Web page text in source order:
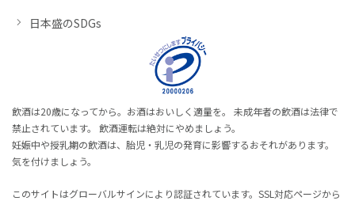
日本盛のSDGs
飲酒は20歳になってから。お酒はおいしく適量を。 未成年者の飲酒は法律で
禁止されています。 飲酒運転は絶対にやめましょう。
妊娠中や授乳期の飲酒は、胎児・乳児の発育に影響するおそれがあります。
気を付けましょう。
このサイトはグローバルサインにより認証されています。SSL対応ページから